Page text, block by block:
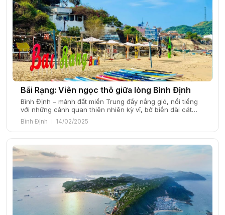
Bãi Rạng: Viên ngọc thô giữa lòng Bình Định
Bình Định – mảnh đất miền Trung đầy nắng gió, nổi tiếng
với những cảnh quan thiên nhiên kỳ vĩ, bờ biển dài cát
trắng mịn, và nét văn hóa đậm đà bản sắc. Nơi đây không
chỉ là cái nôi của võ thuật cổ truyền mà còn là điểm đến
hấp dẫn cho du […]
Bình Định 14/02/2025